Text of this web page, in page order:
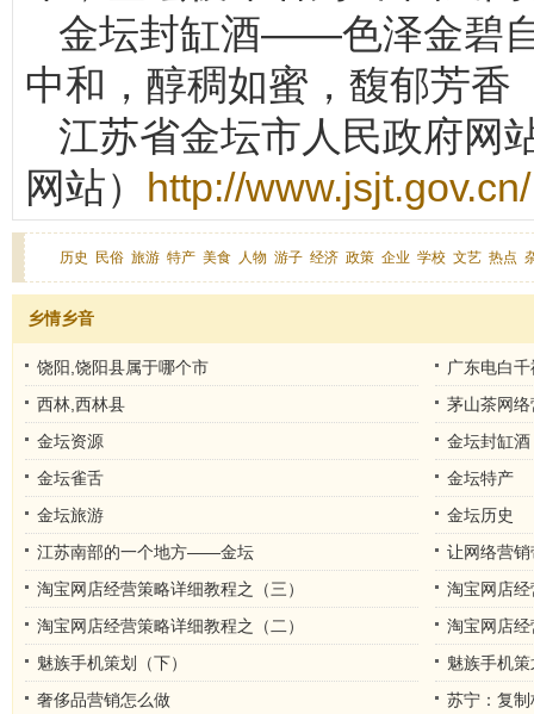
金坛封缸酒——色泽金碧
中和，醇稠如蜜，馥郁芳香
江苏省金坛市人民政府网
网站） http://www.jsjt.gov.cn/
历史 民俗 旅游 特产 美食 人物 游子 经济 政策 企业 学校 文艺 热点
乡情乡音
饶阳,饶阳县属于哪个市
广东电白
西林,西林县
茅山茶网
金坛资源
金坛封缸酒
金坛雀舌
金坛特产
金坛旅游
金坛历史
江苏南部的一个地方——金坛
让网络营
淘宝网店经营策略详细教程之（三）
淘宝网店
淘宝网店经营策略详细教程之（二）
淘宝网店
魅族手机策划（下）
魅族手机
奢侈品营销怎么做
苏宁：复